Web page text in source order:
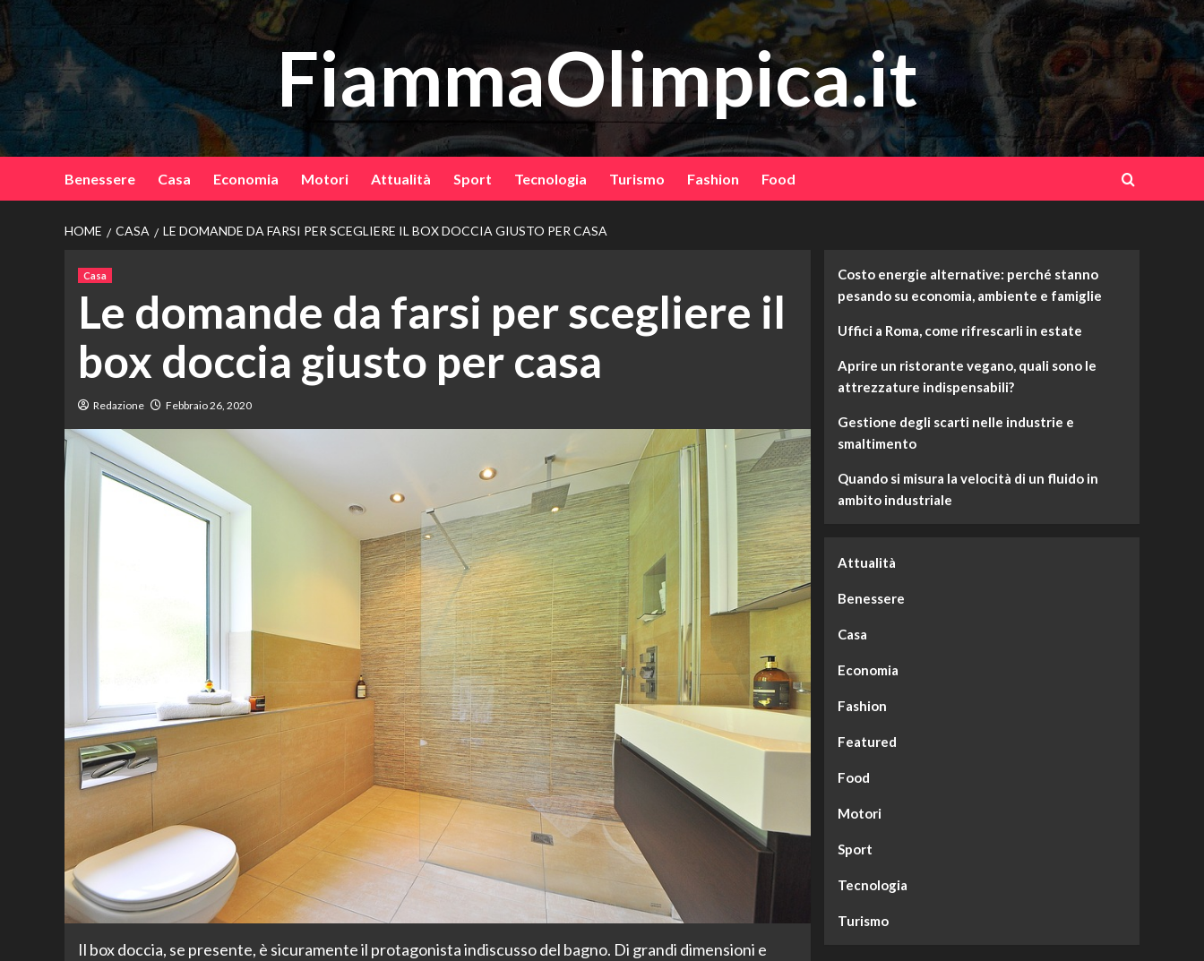
Vai
contenuto
FiammaOlimpica.it
Benessere Casa Economia Motori Attualità Sport Tecnologia Turismo Fashion Food
HOME CASA LE DOMANDE DA FARSI PER SCEGLIERE IL BOX DOCCIA GIUSTO PER CASA
Casa
Le domande da farsi per scegliere il
box doccia giusto per casa
Redazione Febbraio 26, 2020
Il box doccia, se presente, è sicuramente il protagonista indiscusso del bagno. Di grandi dimensioni e
Costo energie alternative: perché stanno
pesando su economia, ambiente e famiglie
Uffici a Roma, come rifrescarli in estate
Aprire un ristorante vegano, quali sono le
attrezzature indispensabili?
Gestione degli scarti nelle industrie e
smaltimento
Quando si misura la velocità di un fluido in
ambito industriale
Attualità
Benessere
Casa
Economia
Fashion
Featured
Food
Motori
Sport
Tecnologia
Turismo